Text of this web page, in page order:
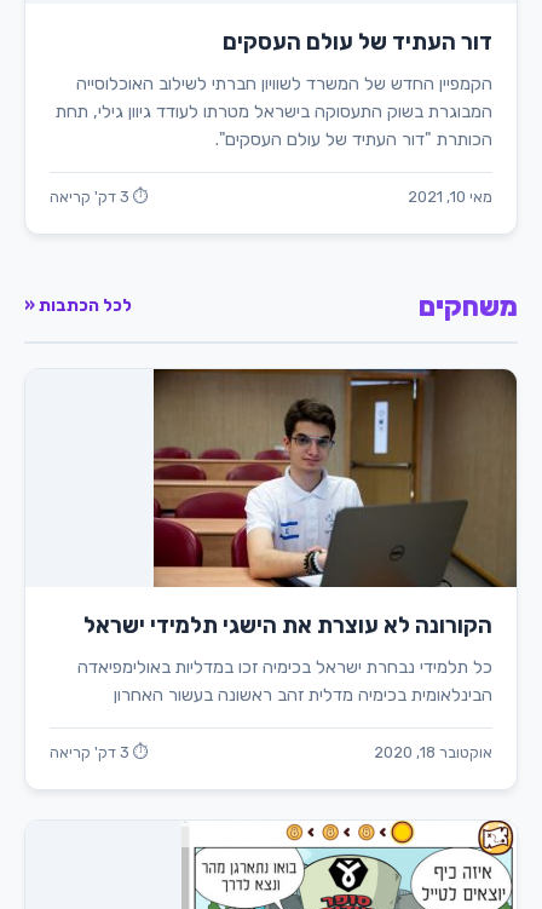
דור העתיד של עולם העסקים
הקמפיין החדש של המשרד לשוויון חברתי לשילוב האוכלוסייה
המבוגרת בשוק התעסוקה בישראל מטרתו לעודד גיוון גילי, תחת
הכותרת "דור העתיד של עולם העסקים".
מאי 10, 2021 ⏱ 3 דק' קריאה
משחקים לכל הכתבות «
הקורונה לא עוצרת את הישגי תלמידי ישראל
כל תלמידי נבחרת ישראל בכימיה זכו במדליות באולימפיאדה
הבינלאומית בכימיה מדלית זהב ראשונה בעשור האחרון
אוקטובר 18, 2020 ⏱ 3 דק' קריאה